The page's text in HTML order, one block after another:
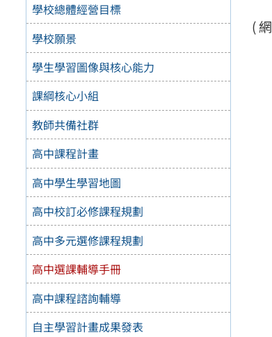
學校總體經營目標
學校願景
學生學習圖像與核心能力
課綱核心小組
教師共備社群
高中課程計畫
高中學生學習地圖
高中校訂必修課程規劃
高中多元選修課程規劃
高中選課輔導手冊
高中課程諮詢輔導
自主學習計畫成果發表
(